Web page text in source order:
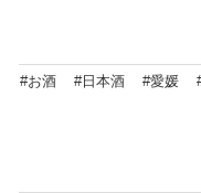
#お酒 #日本酒 #愛媛